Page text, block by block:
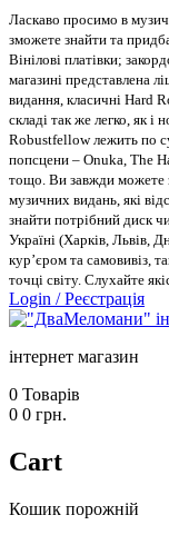
Ласкаво просимо в
зможете знайти та
Вінілові платівки;
магазині представлена
видання, класичні Hard
складі так же легко, як і
Robustfellow лежить по
попсцени – Onuka, The
тощо. Ви завжди можете
музичних видань, які
знайти потрібний диск
Україні (Харків, Львів,
кур’єром та самовивіз,
точці світу. Слухайте
Login /Реєстрація
інтернет магазин
0 Товарів
0 0 грн.
Cart
Кошик порожній